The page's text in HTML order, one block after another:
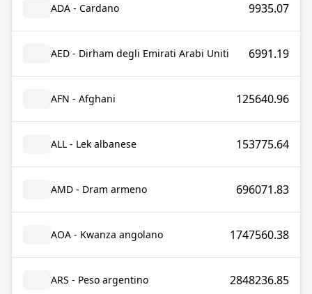
ADA - Cardano 9935.07
AED - Dirham degli Emirati Arabi Uniti 6991.19
AFN - Afghani 125640.96
ALL - Lek albanese 153775.64
AMD - Dram armeno 696071.83
AOA - Kwanza angolano 1747560.38
ARS - Peso argentino 2848236.85